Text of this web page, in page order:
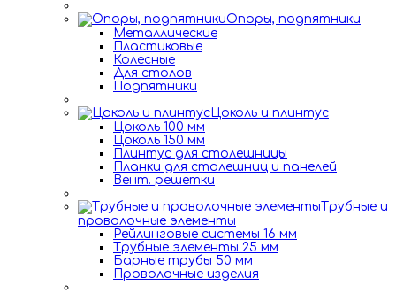
Опоры, подпятники
Металлические
Пластиковые
Колесные
Для столов
Подпятники
Цоколь и плинтус
Цоколь 100 мм
Цоколь 150 мм
Плинтус для столешницы
Планки для столешниц и панелей
Вент. решетки
Трубные и
проволочные элементы
Рейлинговые системы 16 мм
Трубные элементы 25 мм
Барные трубы 50 мм
Проволочные изделия